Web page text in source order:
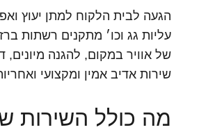
הגעה לבית הלקוח למתן יעוץ
עליות גג וכו׳ מתקנים רשתות
של אוויר במקום, להגנה מיונים,
שירות אדיב אמין ומקצועי ואחריות ל- 24 חודשים עם אופציה
מה כולל השירות